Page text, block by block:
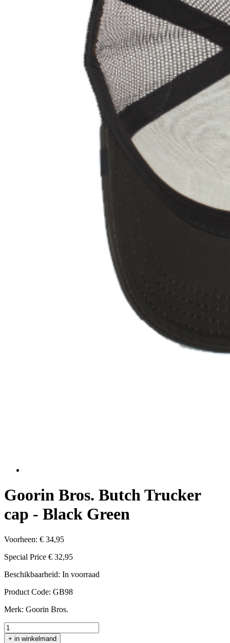
Goorin Bros. Butch Trucker
cap - Black Green
Voorheen: € 34,95
Special Price € 32,95
Beschikbaarheid: In voorraad
Product Code: GB98
Merk: Goorin Bros.
+ in winkelmand